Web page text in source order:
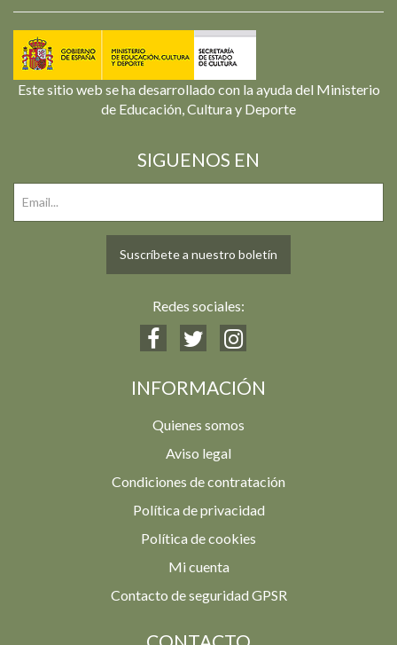
Este sitio web se ha desarrollado con la ayuda del Ministerio
de Educación, Cultura y Deporte
SIGUENOS EN
Suscríbete a nuestro boletín
Redes sociales:
INFORMACIÓN
Quienes somos
Aviso legal
Condiciones de contratación
Política de privacidad
Política de cookies
Mi cuenta
Contacto de seguridad GPSR